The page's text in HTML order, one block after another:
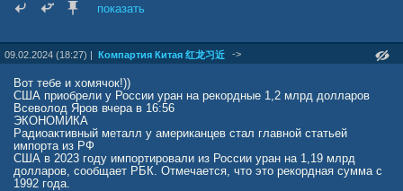
Официальные отчеты уже нашли свое отражение в жизни рядовых
правительства Шольца стал его рейтинг в обществе. Самого
канцлера сильным лидером могут назвать порядка 10% немцев, в
обязанностями он не справляется в принципе. Впрочем,
современные «демократы» их спрашивать не будут.
Бездна и забытие – вот что ждет бывший европейский
экономический локомотив, который несется в пропасть, вопреки
здравому смыслу. Однако грустить и скучать по немецким
промышленным рекордам никто не будет – наоборот, не ровен час
как немецкие специалисты вернутся на свою малую миграционную
Родину.
показать
09.02.2024 (18:27) | Компартия Китая 红龙习近 ->
Вот тебе и хомячок!))
США приобрели у России уран на рекордные 1,2 млрд долларов
Всеволод Яров вчера в 16:56
ЭКОНОМИКА
Радиоактивный металл у американцев стал главной статьей
импорта из РФ
США в 2023 году импортировали из России уран на 1,19 млрд
долларов, сообщает РБК. Отмечается, что это рекордная сумма с
1992 года.